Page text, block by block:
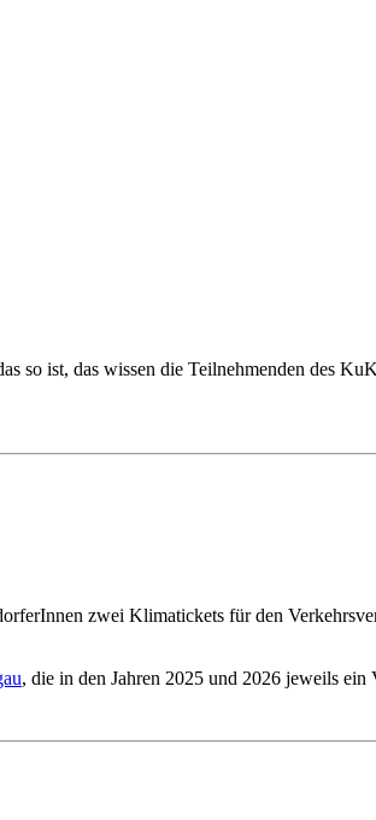
so ist, das wissen die Teilnehmenden des
zwei Klimatickets für den
, die in den Jahren 2025 und 2026 jeweils